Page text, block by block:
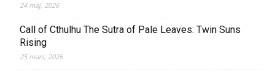
24 maj, 2026
Call of Cthulhu The Sutra of Pale Leaves: Twin Suns
Rising
25 mars, 2026